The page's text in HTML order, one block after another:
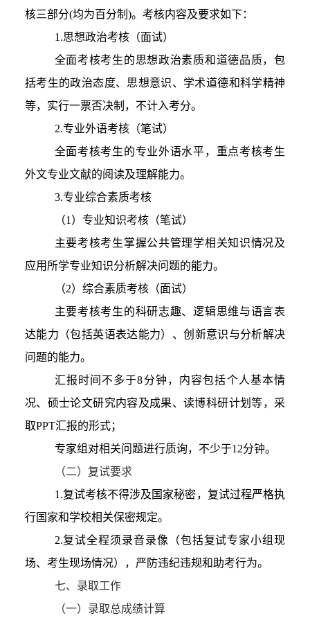
核三部分(均为百分制)。考核内容及要求如下：
1.思想政治考核（面试）
全面考核考生的思想政治素质和道德品质，包
括考生的政治态度、思想意识、学术道德和科学精神
等，实行一票否决制，不计入考分。
2.专业外语考核（笔试）
全面考核考生的专业外语水平， 重点考核考生
外文专业文献的阅读及理解能力。
3.专业综合素质考核
（1）专业知识考核（笔试）
主要考核考生掌握公共管理学相关知识情况及
应用所学专业知识分析解决问题的能力。
（2）综合素质考核（面试）
主要考核考生的科研志趣、逻辑思维与语言表
达能力 （包括英语表达能力） 、创新意识与分析解决
问题的能力。
汇报时间不多于8分钟，内容包括个人基本情
况、硕士论文研究内容及成果、读博科研计划等，采
取PPT汇报的形式；
专家组对相关问题进行质询，不少于1 2分钟。
（二） 复试要求
1 .复试考核不得涉及国家秘密，复试过程严格执
行国家和学校相关保密规定。
2.复试全程须录音录像（包括复试专家小组现
场、考生现场情况），严防违纪违规和助考行为。
七、录取工作
（一）录取总成绩计算